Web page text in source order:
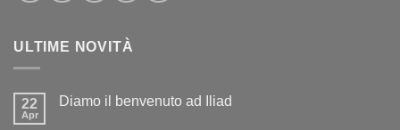
ULTIME NOVITÀ
22
Apr
Diamo il benvenuto ad Iliad